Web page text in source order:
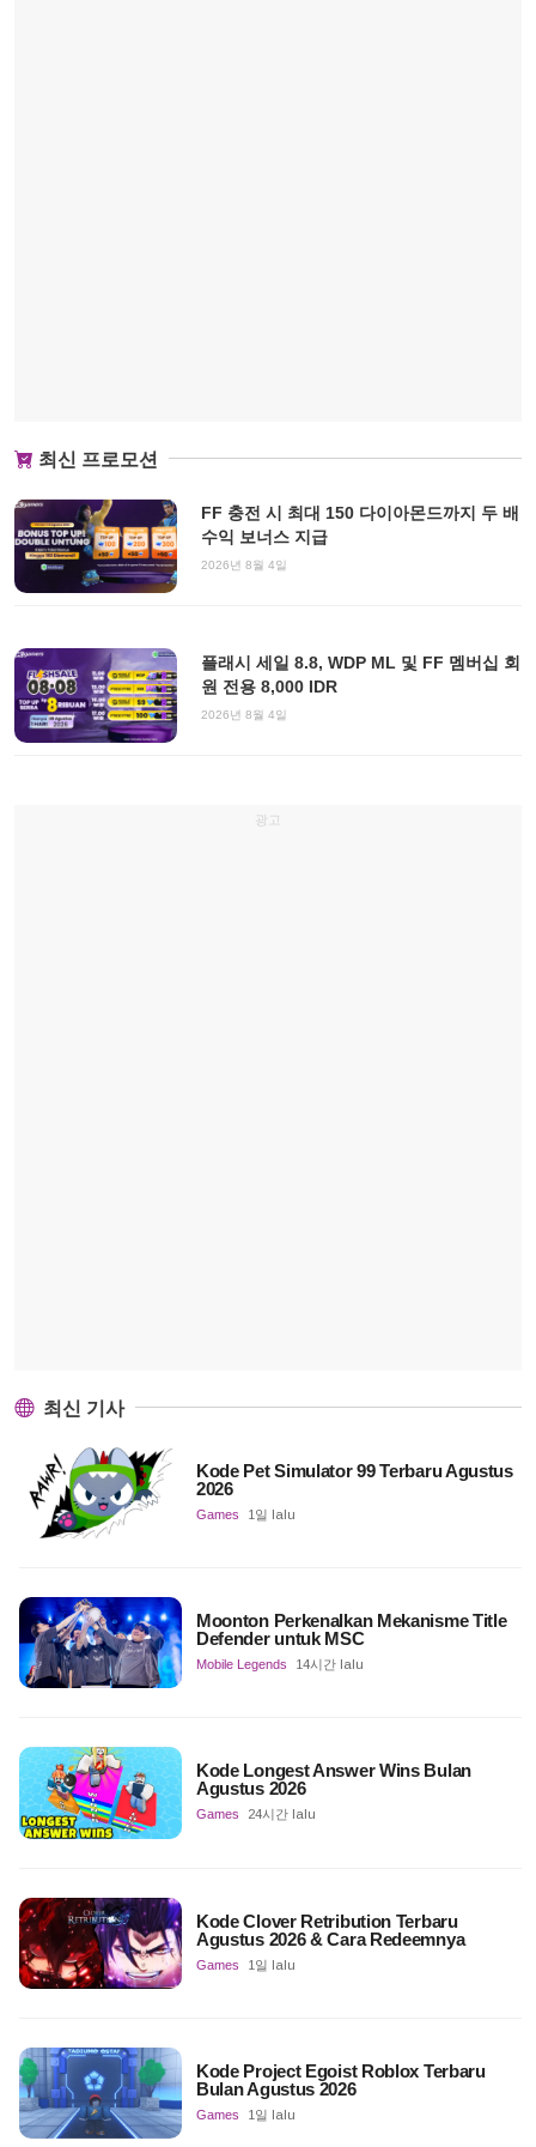
최신 프로모션
FF 충전 시 최대 150 다이아몬드까지 두 배
수익 보너스 지급
2026년 8월 4일
플래시 세일 8.8, WDP ML 및 FF 멤버십 회
원 전용 8,000 IDR
2026년 8월 4일
광고
최신 기사
Kode Pet Simulator 99 Terbaru Agustus
2026
Games 1일 lalu
Moonton Perkenalkan Mekanisme Title
Defender untuk MSC
Mobile Legends 14시간 lalu
Kode Longest Answer Wins Bulan
Agustus 2026
Games 24시간 lalu
Kode Clover Retribution Terbaru
Agustus 2026 & Cara Redeemnya
Games 1일 lalu
Kode Project Egoist Roblox Terbaru
Bulan Agustus 2026
Games 1일 lalu